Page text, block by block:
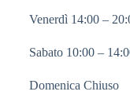
Venerdì 14:00 –
Sabato 10:00 –
Domenica Chiuso